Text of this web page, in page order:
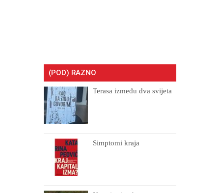
(POD) RAZNO
Terasa između dva svijeta
Simptomi kraja